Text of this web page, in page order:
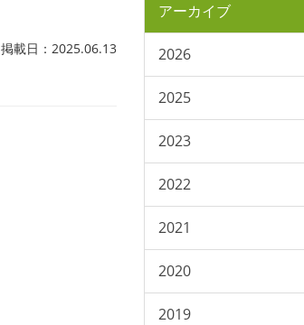
掲載日：2025.06.13
アーカイブ
2026
2025
2023
2022
2021
2020
2019